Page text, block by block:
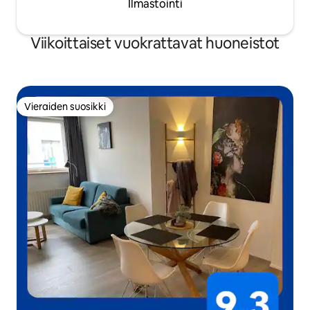
Ilmastointi
Viikoittaiset vuokrattavat huoneistot
Vieraiden suosikki
Vieraiden suosikki